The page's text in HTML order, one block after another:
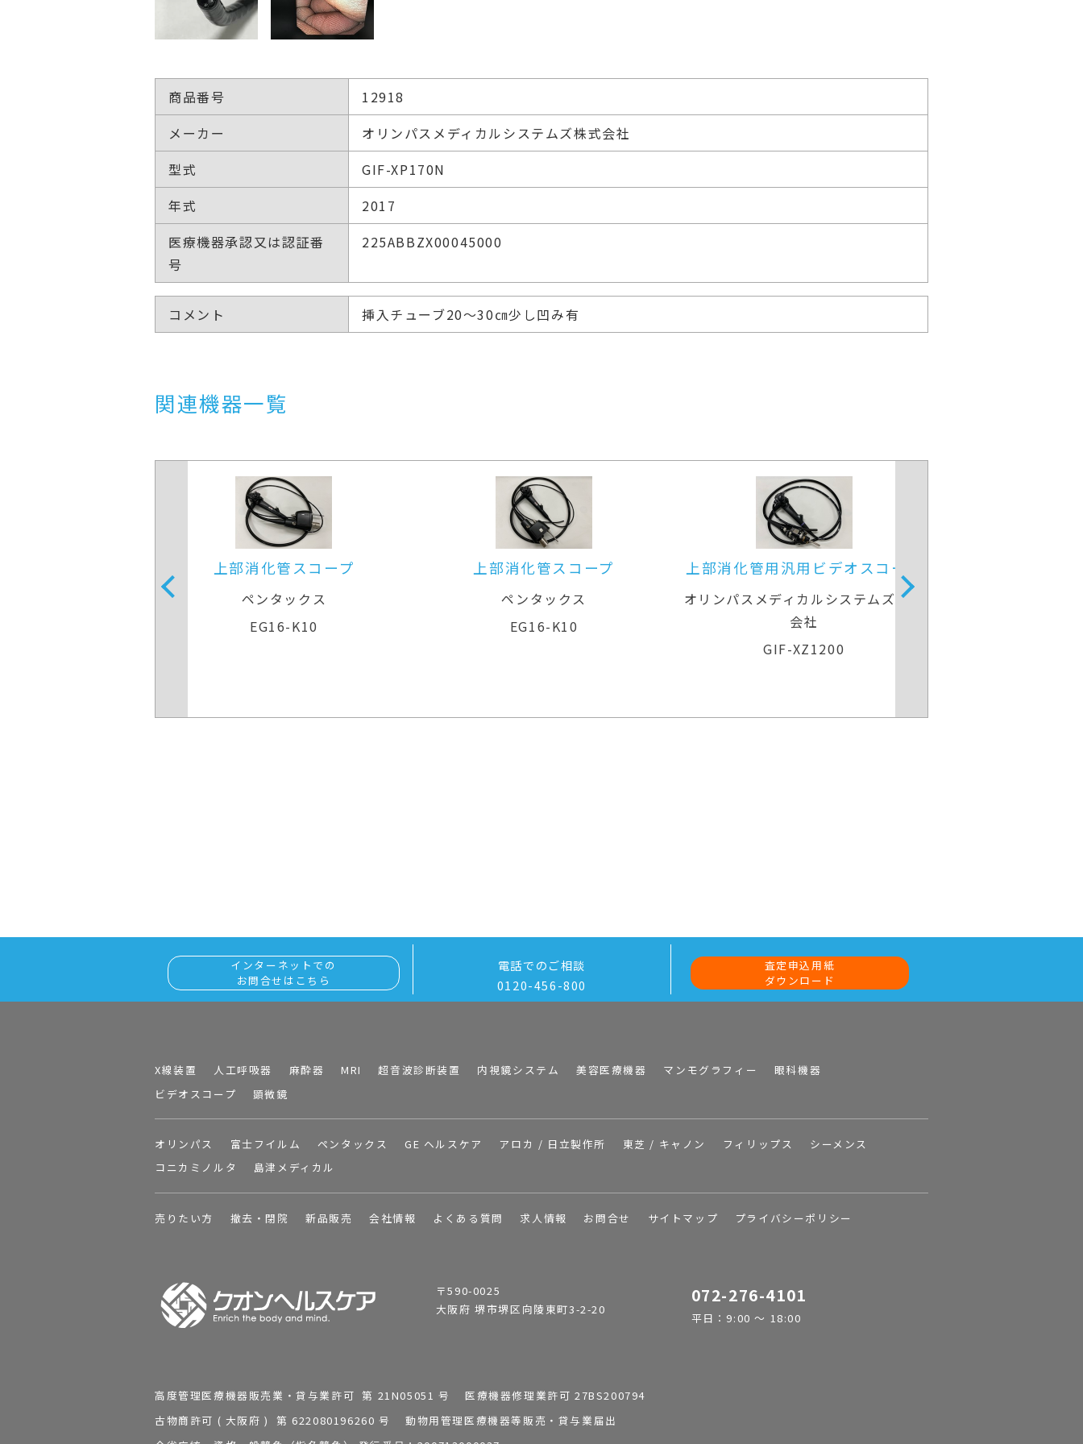
商品番号
12918
メーカー
オリンパスメディカルシステムズ株式会社
型式
GIF-XP170N
年式
2017
医療機器承認又は認証番
号
225ABBZX00045000
コメント 挿入チューブ20～30㎝少し凹み有
関連機器一覧
上部消化管スコープ
ペンタックス
EG16-K10
上部消化管用汎用ビデオスコープ
オリンパスメディカルシステムズ株式
会社
上部消化管用経鼻スコープ
富士フイルムメディカル
EG-840N
インターネットでの
お問合せはこちら
電話でのご相談
0120-456-800
査定申込用紙
ダウンロード
X線装置 人工呼吸器 麻酔器 MRI 超音波診断装置 内視鏡システム 美容医療機器 マンモグラフィー
眼科機器
ビデオスコープ
顕微鏡
オリンパス 富士フイルム ペンタックス GE ヘルスケア アロカ / 日立製作所 東芝 / キャノン フィリップス
シーメンス
コニカミノルタ
島津メディカル
売りたい方 撤去・閉院 新品販売 会社情報 よくある質問 求人情報 お問合せ サイトマップ プライバシーポリシー
〒590-0025
大阪府 堺市堺区向陵東町3-2-20
072-276-4101
平日：9:00 ～ 18:00
高度管理医療機器販売業・貸与業許可 第 21N05051 号 医療機器修理業許可 27BS200794
古物商許可 ( 大阪府 ) 第 622080196260 号 動物用管理医療機器等販売・貸与業届出